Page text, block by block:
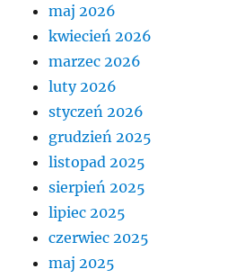
maj 2026
kwiecień 2026
marzec 2026
luty 2026
styczeń 2026
grudzień 2025
listopad 2025
sierpień 2025
lipiec 2025
czerwiec 2025
maj 2025